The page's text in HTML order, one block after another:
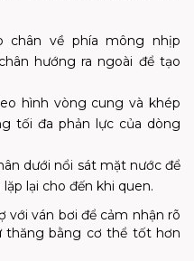
về phía mông nhịp
hướng ra ngoài để tạo
hình vòng cung và khép
tối đa phản lực của dòng
dưới nổi sát mặt nước để
lại cho đến khi quen.
với ván bơi để cảm nhận rõ
thăng bằng cơ thể tốt hơn